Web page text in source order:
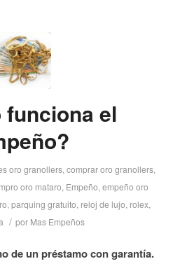
funciona el
oro granollers, comprar oro granollers,
oro mataro, Empeño,empeño oro
, parquing gratuito, reloj de lujo, rolex,
/ por Mas Empeños
de un préstamo con garantía.